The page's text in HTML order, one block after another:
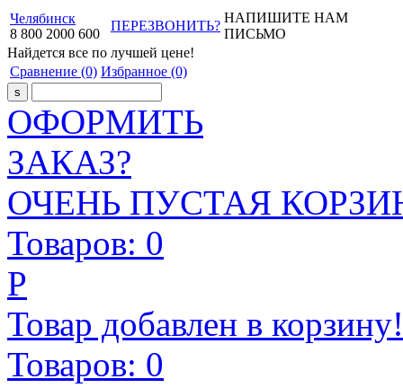
Челябинск
8 800 2000 600
ПЕРЕЗВОНИТЬ?
НАПИШИТЕ НАМ
ПИСЬМО
Найдется все по лучшей цене!
Сравнение (0) Избранное (0)
ОФОРМИТЬ
ЗАКАЗ?
ОЧЕНЬ ПУСТАЯ
Товаров: 0
Р
Товар добавлен в корзину!
Товаров: 0